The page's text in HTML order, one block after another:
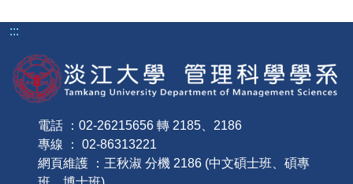
:::
電話 ：02-26215656 轉 2185、2186
專線 ： 02-86313221
網頁維護 ：王秋淑 分機 2186 (中文碩士班、碩專